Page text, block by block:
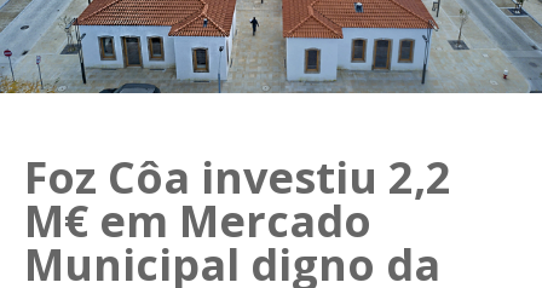
Foz Côa investiu 2,2
M€ em Mercado
Municipal digno da